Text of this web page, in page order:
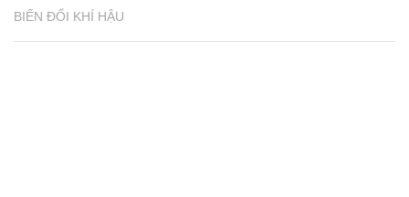
BIẾN ĐỔI KHÍ HẬU